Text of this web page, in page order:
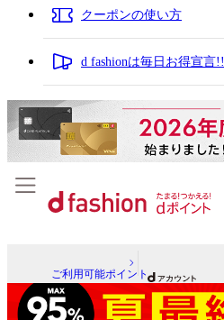
クーポンの使い方
d fashionは毎日お得宣言!!
ご利用可能ポイント